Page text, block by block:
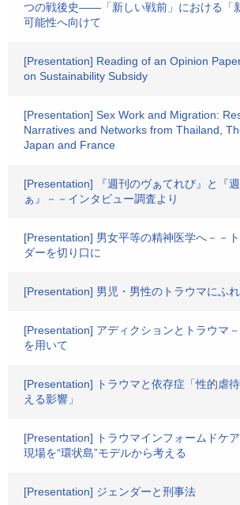
つの戦後史――「新しい戦前」における「
可能性へ向けて
[Presentation] Reading of an Opinion
on Sustainability Subsidy
[Presentation] Sex Work and Migration:
Narratives and Networks from Thailand,
Japan and France
[Presentation] 『週刊のヴぁてれび』と『
ぁ』－－インタビュー調査より
[Presentation] 男女平等の精神医学へ－－
ダーを切り口に
[Presentation] 男児・男性のトラウマにふ
[Presentation] アディクションとトラウマ
を用いて
[Presentation] トラウマと依存症「性的虐
える影響」
[Presentation] トラウマインフォームドケ
現場を“環状島”モデルから考える
[Presentation] ジェンダーと刑事法